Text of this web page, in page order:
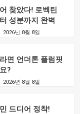
찾았다! 로벡틴
성분까지 완벽
2026년 8월 8일
면 언더톤 플럼핏
?
2026년 8월 8일
드디어 정착!